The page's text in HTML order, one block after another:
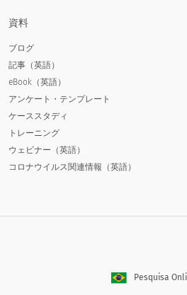
資料
ブログ
記事（英語）
eBook（英語）
アンケート・テンプレート
ケーススタディ
トレーニング
ウェビナー（英語）
コロナウイルス関連情報（英語）
Pesquisa